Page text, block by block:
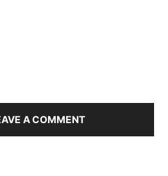
A COMMENT